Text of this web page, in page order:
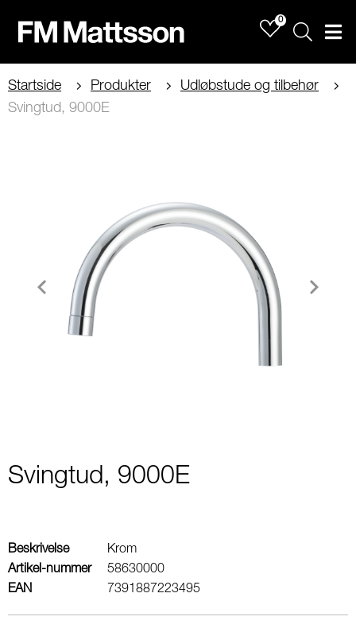
0
Sök
Startside Produkter
Udløbstude og tilbehør
Svingtud, 9000E
Svingtud, 9000E
Beskrivelse
Krom
Artikel-nummer
58630000
EAN
7391887223495